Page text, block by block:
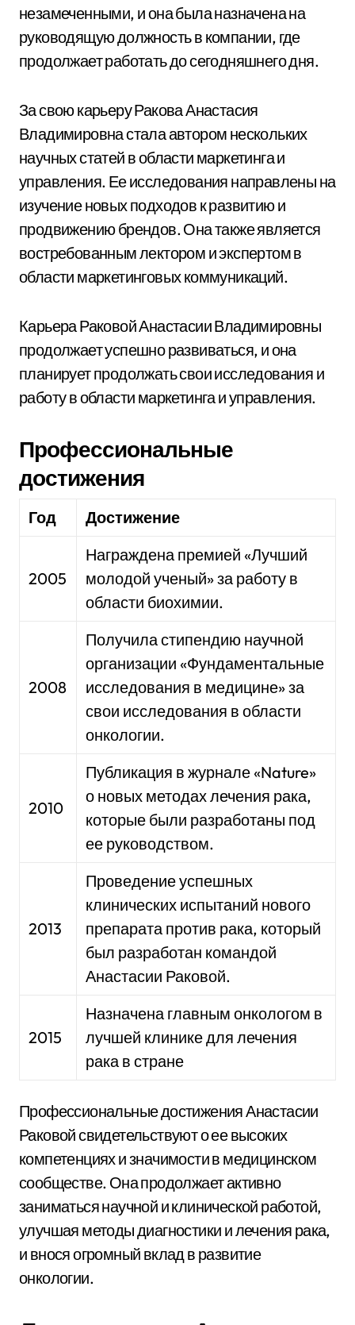
незамеченными, и она была назначена на
руководящую должность в компании, где
продолжает работать до сегодняшнего дня.
За свою карьеру Ракова Анастасия
Владимировна стала автором нескольких
научных статей в области маркетинга и
управления. Ее исследования направлены на
изучение новых подходов к развитию и
продвижению брендов. Она также является
востребованным лектором и экспертом в
области маркетинговых коммуникаций.
Карьера Раковой Анастасии Владимировны
продолжает успешно развиваться, и она
планирует продолжать свои исследования и
работу в области маркетинга и управления.
Профессиональные
достижения
Год Достижение
2005
Награждена премией «Лучший
молодой ученый» за работу в
области биохимии.
2008
Получила стипендию научной
организации «Фундаментальные
исследования в медицине» за
свои исследования в области
онкологии.
2010
Публикация в журнале «Nature»
о новых методах лечения рака,
которые были разработаны под
ее руководством.
2013
Проведение успешных
клинических испытаний нового
препарата против рака, который
был разработан командой
Анастасии Раковой.
2015
Назначена главным онкологом в
лучшей клинике для лечения
рака в стране
Профессиональные достижения Анастасии
Раковой свидетельствуют о ее высоких
компетенциях и значимости в медицинском
сообществе. Она продолжает активно
заниматься научной и клинической работой,
улучшая методы диагностики и лечения рака,
и внося огромный вклад в развитие
онкологии.